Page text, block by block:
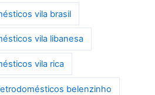
vila brasil
vila libanesa
vila rica
belenzinho